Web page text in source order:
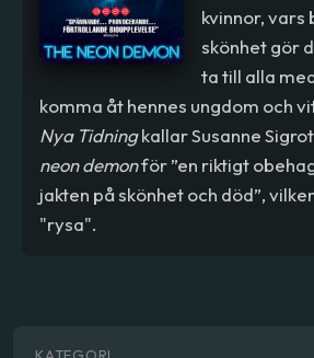
kvinnor, vars
skönhet gör
ta till alla
komma åt hennes ungdom och
Nya Tidningkallar Susanne
neon demonför ”en riktigt
jakten på skönhet och död”,
"rysa".